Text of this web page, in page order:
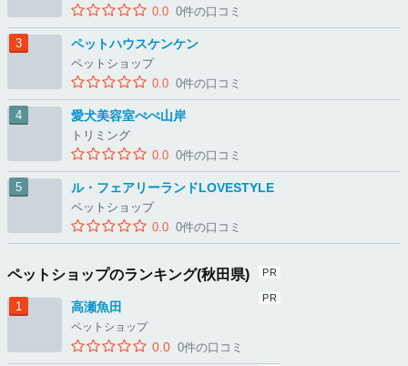
0.0 0件の口コミ
ペットハウスケンケン
ペットショップ
0.0 0件の口コミ
愛犬美容室ぺぺ山岸
トリミング
0.0 0件の口コミ
ル・フェアリーランドLOVESTYLE
ペットショップ
0.0 0件の口コミ
ペットショップのランキング(秋田県)
高瀬魚田
ペットショップ
0.0 0件の口コミ